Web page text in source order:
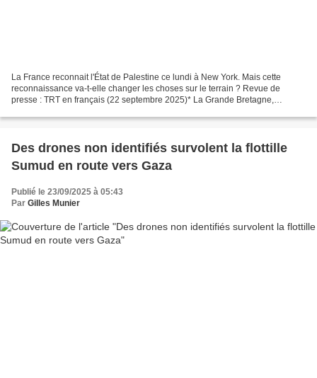
La France reconnait l'État de Palestine ce lundi à New York. Mais cette
reconnaissance va-t-elle changer les choses sur le terrain ? Revue de
presse : TRT en français (22 septembre 2025)* La Grande Bretagne,
Des drones non identifiés survolent la flottille
Sumud en route vers Gaza
Publié le 23/09/2025 à 05:43
Par Gilles Munier